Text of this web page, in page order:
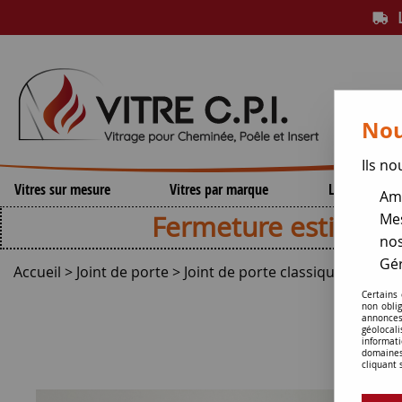
Vitres sur mesure Vitres par marque Lamelles de
Fermeture estivale ,
Accueil > Joint de porte > Joint de porte classique
Ils
Certains
non
cliquant